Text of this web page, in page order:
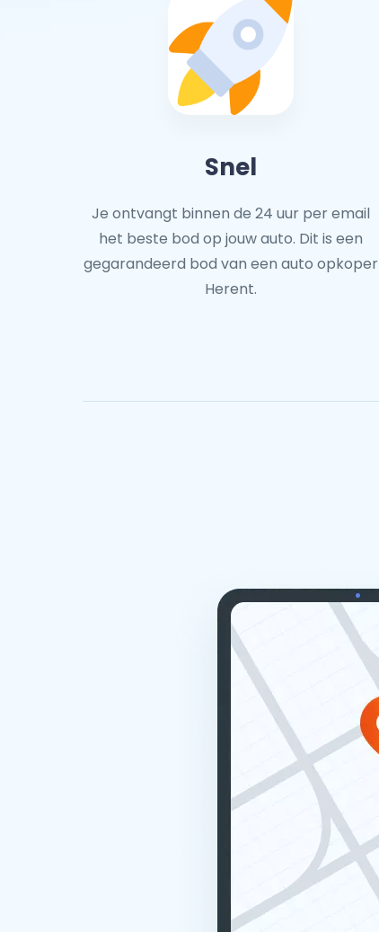
Snel
Je ontvangt binnen de 24 uur per email
het beste bod op jouw auto. Dit is een
gegarandeerd bod van een auto opkoper
Herent.